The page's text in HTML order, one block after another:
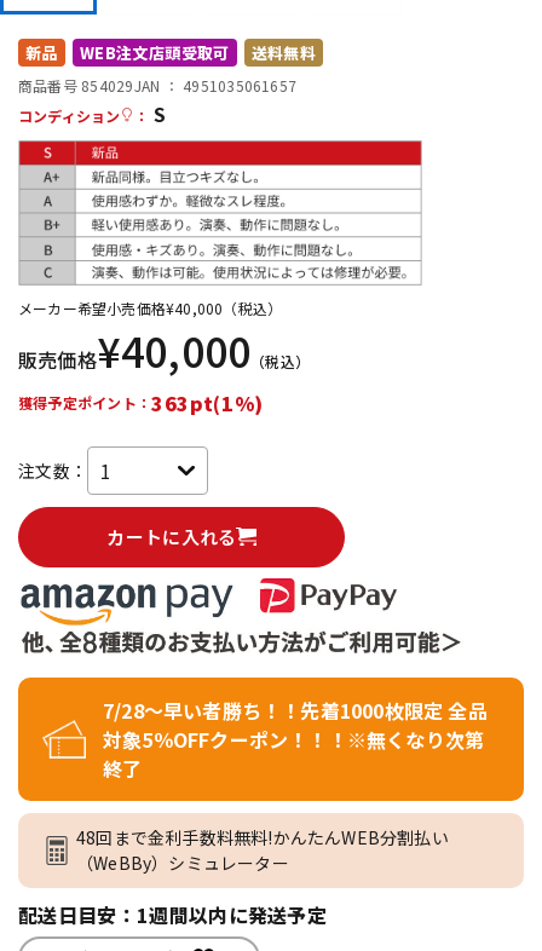
配信/ライブ機器
新品 WEB注文店頭受取可 送料無料
商品番号 854029JAN ： 4951035061657
コンディション
： S
メーカー希望小売価格¥40,000 （税込）
販売価格¥40,000 （税込）
獲得予定ポイント：363pt(1%)
注文数：
カートに入れる
7/28～早い者勝ち！！先着1000枚限定 全品
対象5％OFFクーポン！！！※無くなり次第
終了
48回まで金利手数料無料!かんたんWEB分割払い
（WeBBy）シミュレーター
配送日目安：1週間以内に発送予定